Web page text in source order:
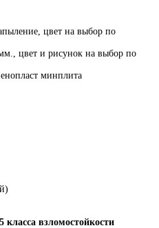
цвет на выбор по
цвет и рисунок на выбор по
минплита
взломостойкости